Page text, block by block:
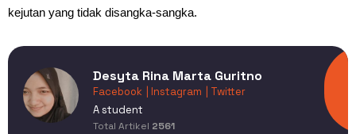
kejutan yang tidak disangka-sangka.
Desyta Rina Marta Guritno
Facebook | Instagram
| Twitter
A student
Total Artikel 2561